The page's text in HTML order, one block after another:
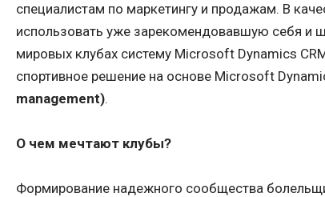
специалистам по маркетингу и продажам. В
использовать уже зарекомендовавшую себя и
мировых клубах систему Microsoft Dynamics
спортивное решение на основе Microsoft
management).
О чем мечтают клубы?
Формирование надежного сообщества